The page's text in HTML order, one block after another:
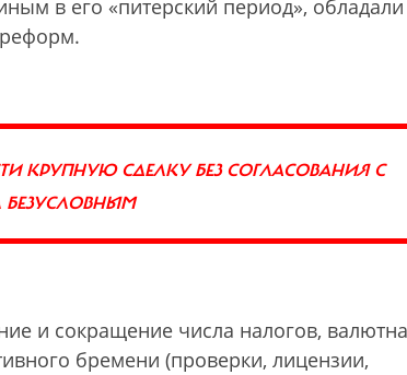
в его «питерский период», обладали
КРУПНУЮ СДЕЛКУ БЕЗ СОГЛАСОВАНИЯ С
БЕЗУСЛОВНЫМ
и сокращение числа налогов,
бремени (проверки, лицензии,